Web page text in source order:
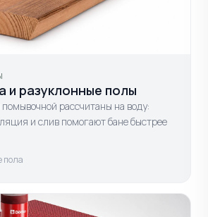
и разуклонные полы
рассчитаны на воду:
и слив помогают бане быстрее
пола